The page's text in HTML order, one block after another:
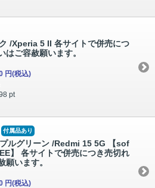
/Xperia 5 II 各サイトで併売につ
はご容赦願います。
円(税込)
pt
付属品あり
ルグリーン /Redmi 15 5G 【sof
】 各サイトで併売につき売切れ
願います。
円(税込)